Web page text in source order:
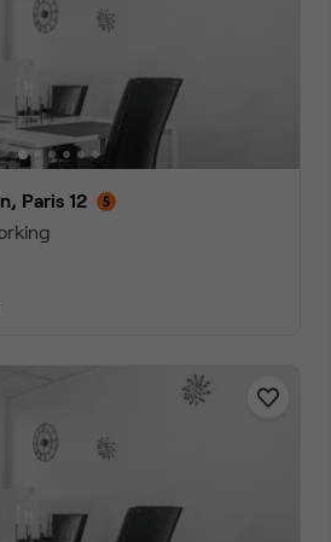
Paris 12